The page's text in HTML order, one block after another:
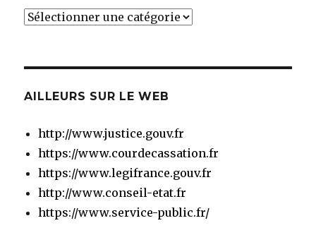
Catégories
AILLEURS SUR LE WEB
http://www.justice.gouv.fr
https://www.courdecassation.fr
https://www.legifrance.gouv.fr
http://www.conseil-etat.fr
https://www.service-public.fr/